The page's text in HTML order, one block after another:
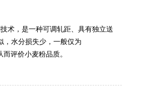
术，是一种可调轧距、具有独立送
，水分损失少，一般仅为
评价小麦粉品质。